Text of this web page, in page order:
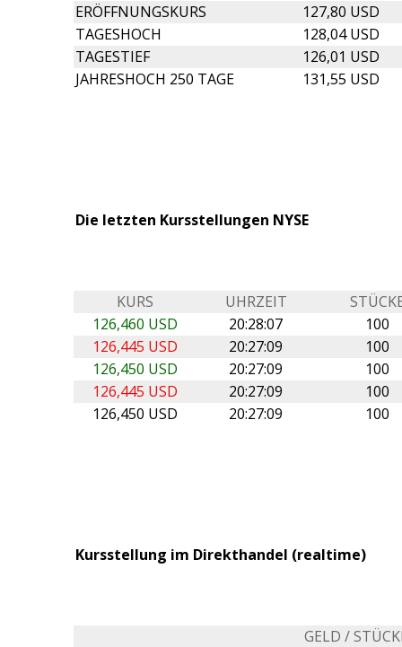
ERÖFFNUNGSKURS
127,80 USD
TAGESHOCH
128,04 USD
TAGESTIEF
126,01 USD
JAHRESHOCH 250 TAGE
131,55 USD
Die letzten Kursstellungen NYSE
KURS UHRZEIT
126,460 USD
20:28:07
100
126,445 USD
20:27:09
100
126,450 USD
20:27:09
100
126,445 USD
20:27:09
100
126,450 USD
20:27:09 100
Kursstellung im Direkthandel (realtime)
GELD /